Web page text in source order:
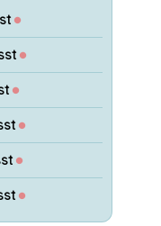
●
●
●
●
●
●